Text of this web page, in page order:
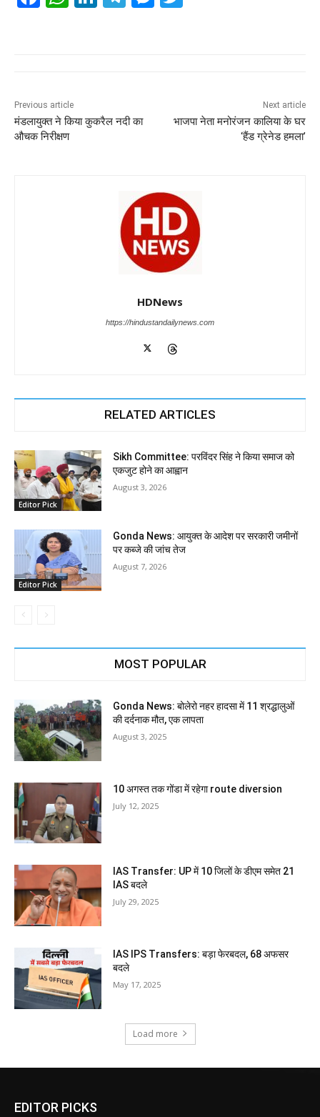
o
o
p
p
n
m
Previous article
मंडलायुक्त ने किया कुकरैल नदी का
औचक निरीक्षण
Next article
भाजपा नेता मनोरंजन कालिया के घर
‘हैंड ग्रेनेड हमला’
HDNews
https://hindustandailynews.com
RELATED ARTICLES
Editor Pick
Sikh Committee: परविंदर सिंह ने किया समाज को
एकजुट होने का आह्वान
August 3, 2026
Editor Pick
Gonda News: आयुक्त के आदेश पर सरकारी जमीनों
पर कब्जे की जांच तेज
August 7, 2026
MOST POPULAR
Gonda News: बोलेरो नहर हादसा में 11 श्रद्धालुओं
की दर्दनाक मौत, एक लापता
August 3, 2025
10 अगस्त तक गोंडा में रहेगा route diversion
July 12, 2025
IAS Transfer: UP में 10 जिलों के डीएम समेत 21
IAS बदले
July 29, 2025
IAS IPS Transfers: बड़ा फेरबदल, 68 अफसर
बदले
May 17, 2025
Load more
EDITOR PICKS